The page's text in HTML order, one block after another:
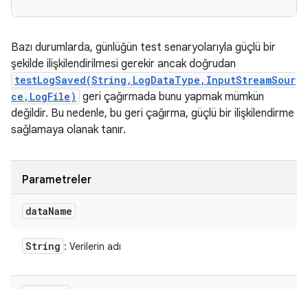
Bazı durumlarda, günlüğün test senaryolarıyla güçlü bir
şekilde ilişkilendirilmesi gerekir ancak doğrudan
testLogSaved(String,LogDataType,InputStreamSour
ce,LogFile) geri çağırmada bunu yapmak mümkün
değildir. Bu nedenle, bu geri çağırma, güçlü bir ilişkilendirme
sağlamaya olanak tanır.
Parametreler
dataName
String : Verilerin adı